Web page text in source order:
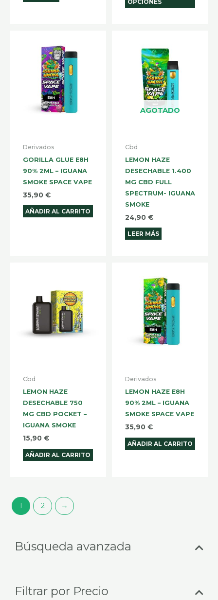
Búsqueda avanzada
Filtrar por Precio
una
OPCIONES
Derivados
GORILLA GLUE E8H
90% 2ML – IGUANA
SMOKE SPACE VAPE
35,90 €
AÑADIR AL CARRITO
AGOTADO
Cbd
LEMON HAZE
DESECHABLE 1.400
MG CBD FULL
SPECTRUM- IGUANA
SMOKE
24,90 €
LEER MÁS
Cbd
LEMON HAZE
DESECHABLE 750
MG CBD POCKET –
IGUANA SMOKE
15,90 €
AÑADIR AL CARRITO
Derivados
LEMON HAZE E8H
90% 2ML – IGUANA
SMOKE SPACE VAPE
35,90 €
AÑADIR AL CARRITO
1 2 →